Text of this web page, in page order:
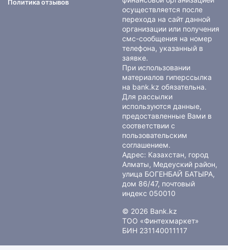
Политика отзывов
осуществляется после
перехода на сайт данной
организации или получения
смс-сообщения на номер
телефона, указанный в
заявке.
При использовании
материалов гиперссылка
на bank.kz обязательна.
Для рассылки
используются данные,
предоставленные Вами в
соответствии с
пользовательским
соглашением.
Адрес: Казахстан, город
Алматы, Медеуский район,
улица БОГЕНБАЙ БАТЫРА,
дом 86/47, почтовый
индекс 050010
© 2026 Bank.kz
ТОО «Финтехмаркет»
БИН 231140011117